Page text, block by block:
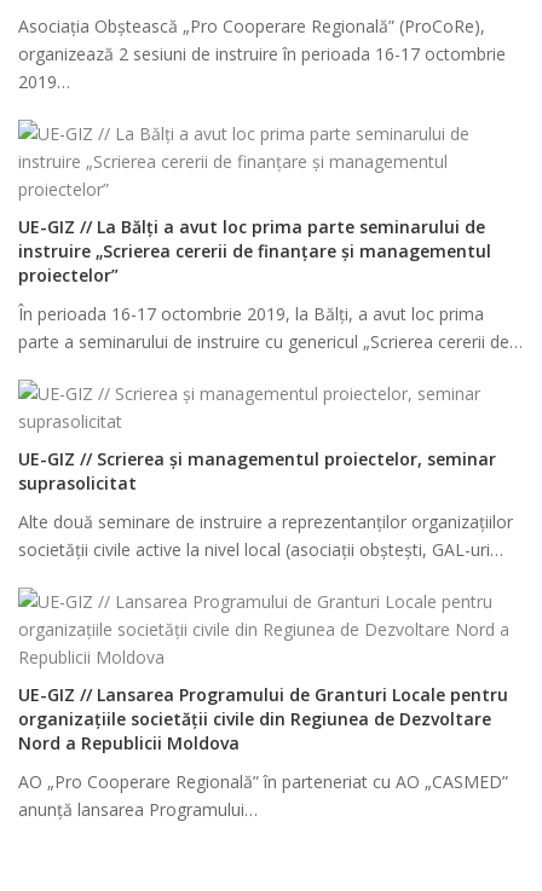
Asociația Obștească „Pro Cooperare Regională” (ProCoRe),
organizează 2 sesiuni de instruire în perioada 16-17 octombrie
2019…
UE-GIZ // La Bălți a avut loc prima parte seminarului de
instruire „Scrierea cererii de finanțare și managementul
proiectelor”
În perioada 16-17 octombrie 2019, la Bălți, a avut loc prima
parte a seminarului de instruire cu genericul „Scrierea cererii de…
UE-GIZ // Scrierea și managementul proiectelor, seminar
suprasolicitat
Alte două seminare de instruire a reprezentanților organizațiilor
societății civile active la nivel local (asociații obștești, GAL-uri…
UE-GIZ // Lansarea Programului de Granturi Locale pentru
organizațiile societății civile din Regiunea de Dezvoltare
Nord a Republicii Moldova
AO „Pro Cooperare Regională” în parteneriat cu AO „CASMED”
anunță lansarea Programului…